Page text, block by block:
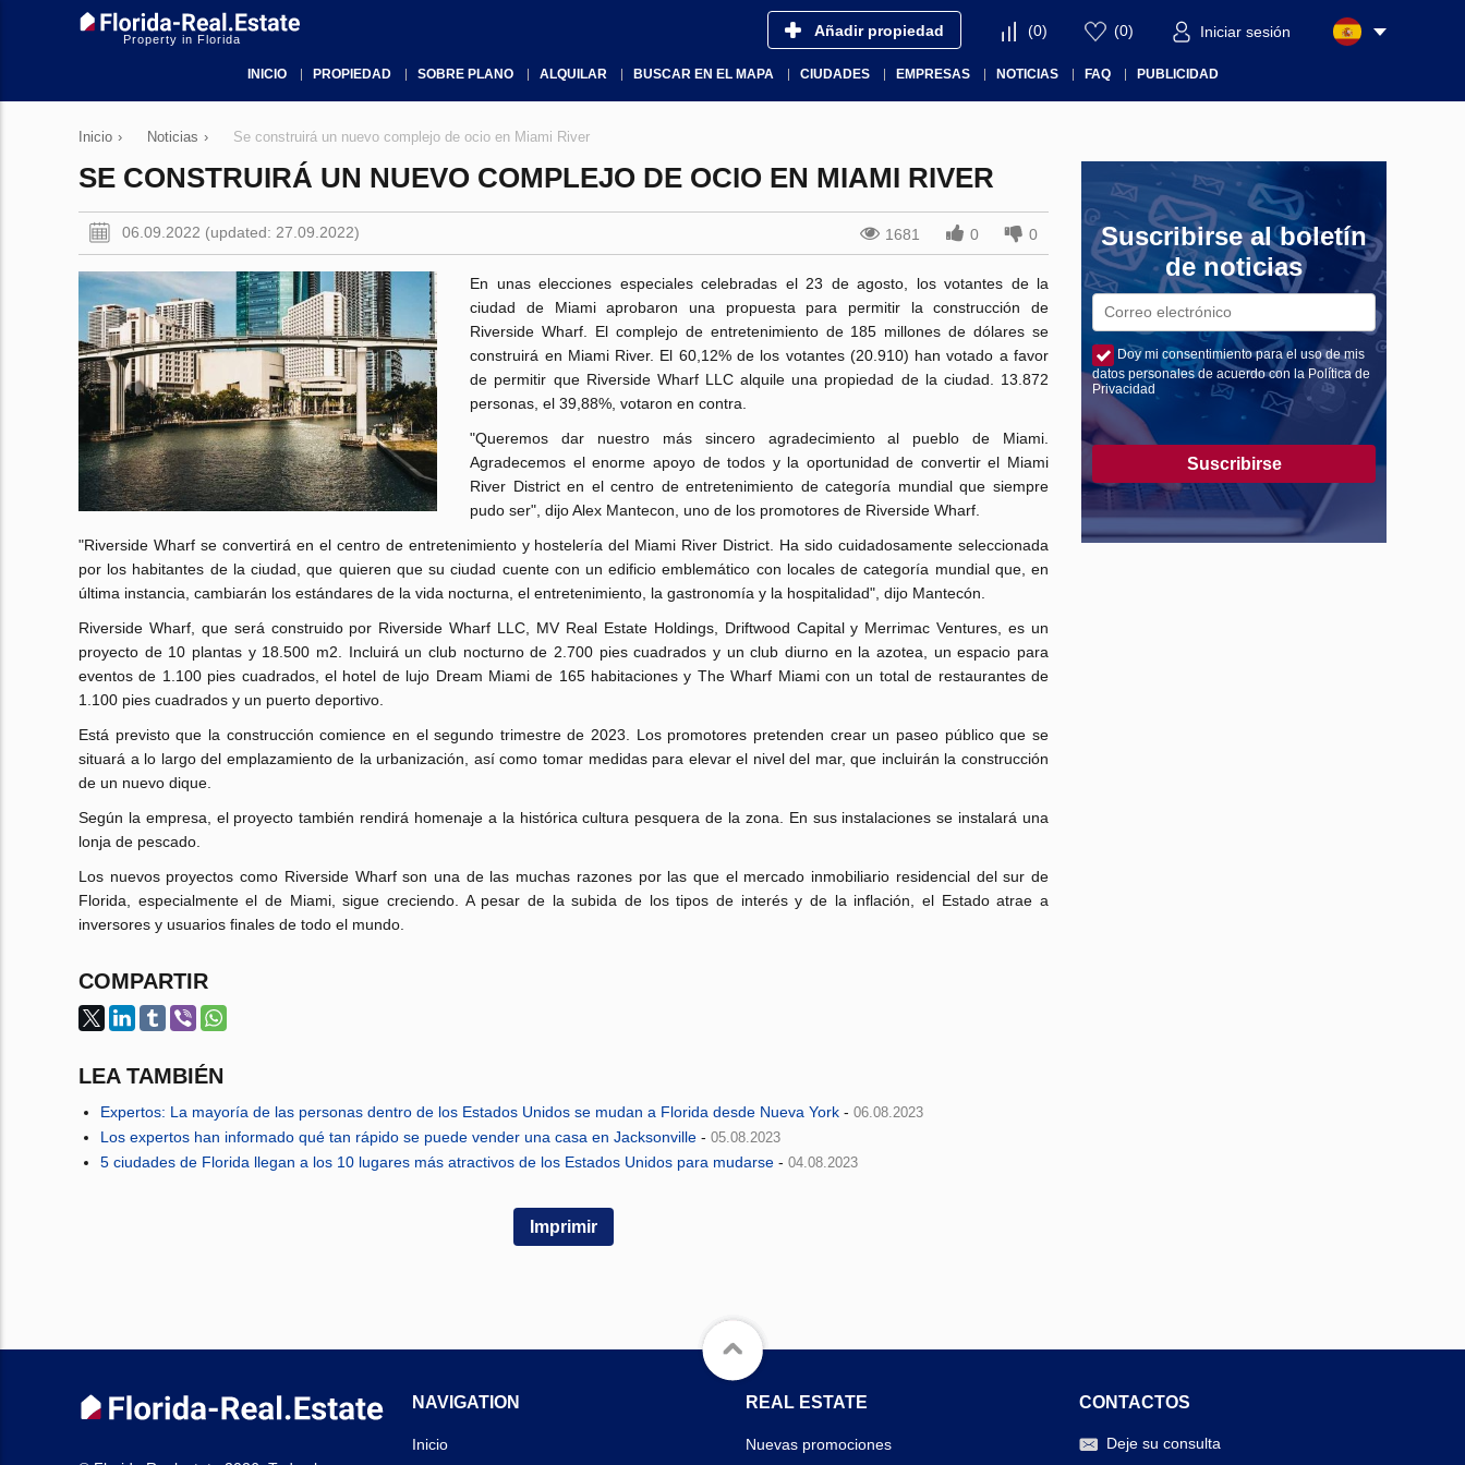
Property in Florida Añadir propiedad (0) (0) Iniciar sesión
INICIO PROPIEDAD SOBRE PLANO ALQUILAR BUSCAR EN EL MAPA CIUDADES EMPRESAS NOTICIAS FAQ PUBLICIDAD
Inicio › Noticias › Se construirá un nuevo complejo de ocio en Miami River
SE CONSTRUIRÁ UN NUEVO COMPLEJO DE OCIO EN MIAMI RIVER
06.09.2022 (updated: 27.09.2022) 1681 0 0
En unas elecciones especiales celebradas el 23 de agosto, los votantes de la
ciudad de Miami aprobaron una propuesta para permitir la construcción de
Riverside Wharf. El complejo de entretenimiento de 185 millones de dólares se
construirá en Miami River. El 60,12% de los votantes (20.910) han votado a favor
de permitir que Riverside Wharf LLC alquile una propiedad de la ciudad. 13.872
personas, el 39,88%, votaron en contra.
"Queremos dar nuestro más sincero agradecimiento al pueblo de Miami.
Agradecemos el enorme apoyo de todos y la oportunidad de convertir el Miami
River District en el centro de entretenimiento de categoría mundial que siempre
pudo ser", dijo Alex Mantecon, uno de los promotores de Riverside Wharf.
"Riverside Wharf se convertirá en el centro de entretenimiento y hostelería del Miami River District. Ha sido cuidadosamente seleccionada
por los habitantes de la ciudad, que quieren que su ciudad cuente con un edificio emblemático con locales de categoría mundial que, en
última instancia, cambiarán los estándares de la vida nocturna, el entretenimiento, la gastronomía y la hospitalidad", dijo Mantecón.
Riverside Wharf, que será construido por Riverside Wharf LLC, MV Real Estate Holdings, Driftwood Capital y Merrimac Ventures, es un
proyecto de 10 plantas y 18.500 m2. Incluirá un club nocturno de 2.700 pies cuadrados y un club diurno en la azotea, un espacio para
eventos de 1.100 pies cuadrados, el hotel de lujo Dream Miami de 165 habitaciones y The Wharf Miami con un total de restaurantes de
1.100 pies cuadrados y un puerto deportivo.
Está previsto que la construcción comience en el segundo trimestre de 2023. Los promotores pretenden crear un paseo público que se
situará a lo largo del emplazamiento de la urbanización, así como tomar medidas para elevar el nivel del mar, que incluirán la construcción
de un nuevo dique.
Según la empresa, el proyecto también rendirá homenaje a la histórica cultura pesquera de la zona. En sus instalaciones se instalará una
lonja de pescado.
Los nuevos proyectos como Riverside Wharf son una de las muchas razones por las que el mercado inmobiliario residencial del sur de
Florida, especialmente el de Miami, sigue creciendo. A pesar de la subida de los tipos de interés y de la inflación, el Estado atrae a
inversores y usuarios finales de todo el mundo.
COMPARTIR
LEA TAMBIÉN
Expertos: La mayoría de las personas dentro de los Estados Unidos se mudan a Florida desde Nueva York - 06.08.2023
Los expertos han informado qué tan rápido se puede vender una casa en Jacksonville - 05.08.2023
5 ciudades de Florida llegan a los 10 lugares más atractivos de los Estados Unidos para mudarse - 04.08.2023
Imprimir
Suscribirse al boletín
de noticias
Doy mi consentimiento para el uso de mis
datos personales de acuerdo con la Política de
Privacidad
Suscribirse
NAVIGATION
Inicio
REAL ESTATE
Nuevas promociones
CONTACTOS
Deje su consulta